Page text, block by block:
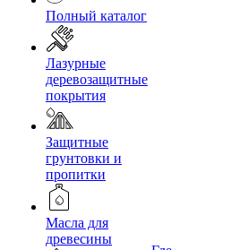
Полный каталог
Лазурные
деревозащитные
покрытия
Защитные
грунтовки и
пропитки
Масла для
древесины